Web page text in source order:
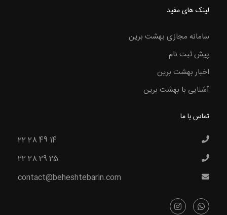
لینک های مفید
سامانه مجازی بهشت برین
پیش ثبت نام
اخبار بهشت برین
آشنایی با بهشت برین
تماس با ما
22 28 49 14
22 28 29 25
contact@beheshtebarin.com